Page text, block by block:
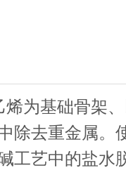
为基础骨架
除去重金属。
工艺中的盐水